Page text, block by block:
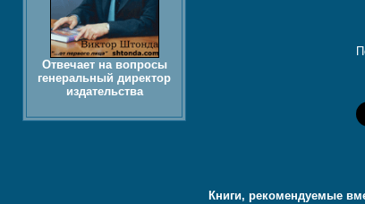
Книги, рекомендуемые
Отвечает на вопросы
генеральный директор
издательства